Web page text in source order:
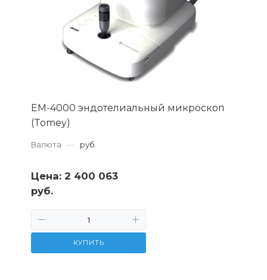
EM-4000 эндотелиальный микроскоп
(Tomey)
Валюта — руб.
Цена: 2 400 063
руб.
КУПИТЬ